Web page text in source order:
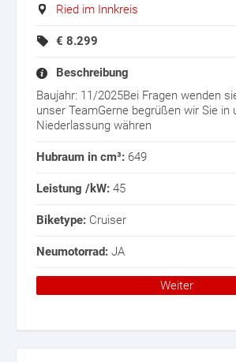
Ried im Innkreis
€ 8.299
Beschreibung
Baujahr: 11/2025Bei Fragen wenden
unser TeamGerne begrüßen wir Sie in
Niederlassung währen
Hubraum in cm³: 649
Leistung /kW: 45
Biketype: Cruiser
Neumotorrad: JA
Weiter